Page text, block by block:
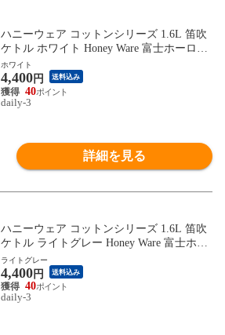
ハニーウェア コットンシリーズ 1.6L 笛吹
ケトル ホワイト Honey Ware 富士ホーロー
【北海道・沖縄は990円加算】how075-13
ホワイト
4,400円 送料込み
40
daily-3
詳細を見る
ハニーウェア コットンシリーズ 1.6L 笛吹
ケトル ライトグレー Honey Ware 富士ホー
ロー 【北海道・沖縄は990円加算】how075
-14
ライトグレー
4,400円 送料込み
40
daily-3